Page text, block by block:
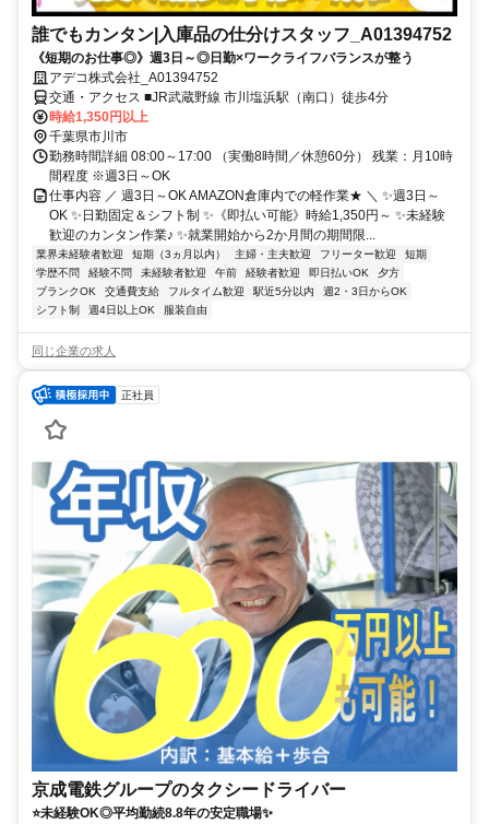
誰でもカンタン|入庫品の仕分けスタッフ_A01394752
《短期のお仕事◎》週3日～◎日勤×ワークライフバランスが整う
アデコ株式会社_A01394752
交通・アクセス ■JR武蔵野線 市川塩浜駅（南口）徒歩4分
時給1,350円以上
千葉県市川市
勤務時間詳細 08:00～17:00 （実働8時間／休憩60分） 残業：月10時
間程度 ※週3日～OK
仕事内容 ／ 週3日～OK AMAZON倉庫内での軽作業★ ＼ ✨週3日～
OK ✨日勤固定＆シフト制 ✨《即払い可能》時給1,350円～ ✨未経験
歓迎のカンタン作業♪ ✨就業開始から2か月間の期間限...
業界未経験者歓迎 短期（3ヵ月以内） 主婦・主夫歓迎 フリーター歓迎
短期
学歴不問
経験不問 未経験者歓迎 午前 経験者歓迎 即日払いOK
夕方
ブランクOK
交通費支給 フルタイム歓迎 駅近5分以内
週2・3日からOK
シフト制
週4日以上OK 服装自由
同じ企業の求人
正社員
京成電鉄グループのタクシードライバー
⭐未経験OK◎平均勤続8.8年の安定職場✨